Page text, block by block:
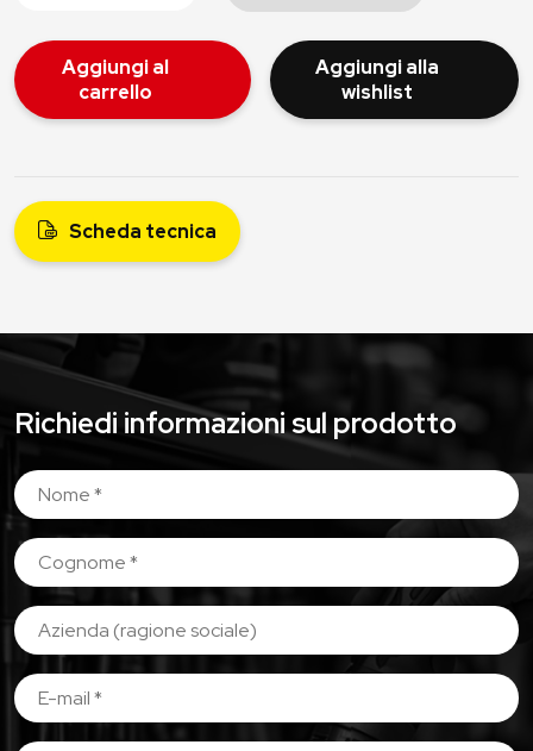
Aggiungi al
carrello
Aggiungi alla
wishlist
Scheda tecnica
Richiedi informazioni sul prodotto